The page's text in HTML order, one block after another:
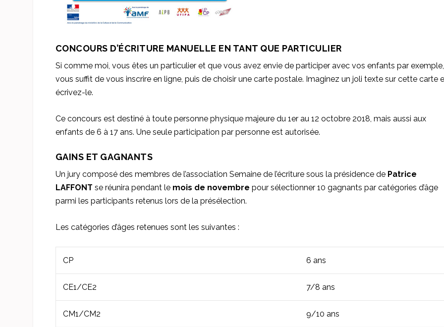
CONCOURS D’ÉCRITURE MANUELLE EN TANT QUE PARTICULIER
Si comme moi, vous êtes un particulier et que vous avez envie de participer avec vos enfants par
vous suffit de vous inscrire en ligne, puis de choisir une carte postale. Imaginez un joli texte sur cette carte
écrivez-le.
Ce concours est destiné à toute personne physique majeure du 1er au 12 octobre 2018, mais aussi aux
enfants de 6 à 17 ans. Une seule participation par personne est autorisée.
GAINS ET GAGNANTS
Un jury composé des membres de l’association Semaine de l’écriture sous la présidence de Patrice
LAFFONT se réunira pendant le mois de novembre pour sélectionner 10 gagnants par catégories d’âge
parmi les participants retenus lors de la présélection.
Les catégories d’âges retenues sont les suivantes :
CP 6 ans
CE1/CE2 7/8 ans
CM1/CM2 9/10 ans